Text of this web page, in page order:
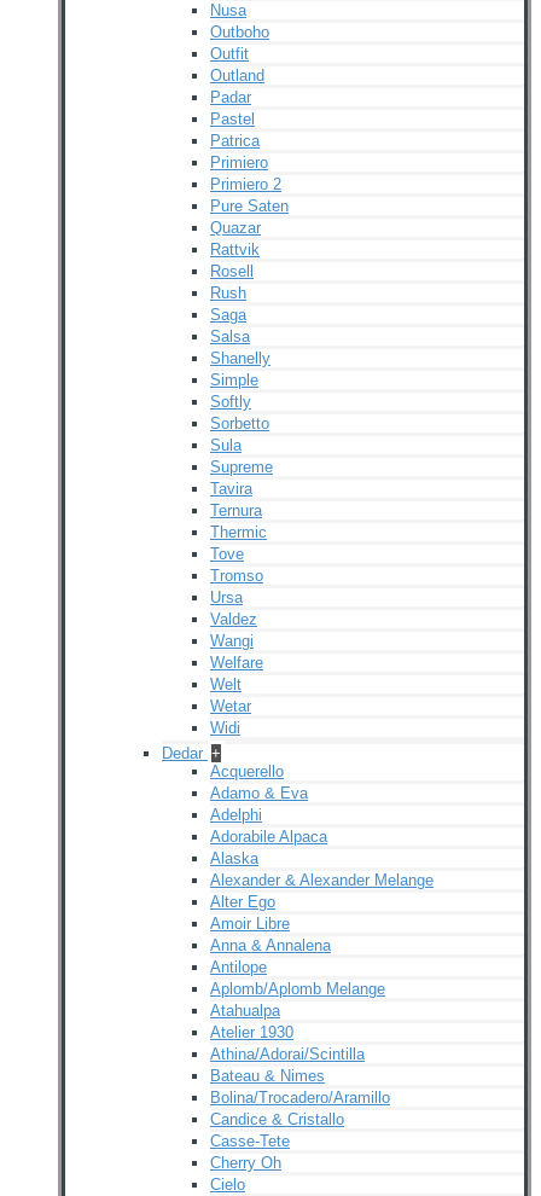
Nusa
Outboho
Outfit
Outland
Padar
Pastel
Patrica
Primiero
Primiero 2
Pure Saten
Quazar
Rattvik
Rosell
Rush
Saga
Salsa
Shanelly
Simple
Softly
Sorbetto
Sula
Supreme
Tavira
Ternura
Thermic
Tove
Tromso
Ursa
Valdez
Wangi
Welfare
Welt
Wetar
Widi
Dedar +
Acquerello
Adamo & Eva
Adelphi
Adorabile Alpaca
Alaska
Alexander & Alexander Melange
Alter Ego
Amoir Libre
Anna & Annalena
Antilope
Aplomb/Aplomb Melange
Atahualpa
Atelier 1930
Athina/Adorai/Scintilla
Bateau & Nimes
Bolina/Trocadero/Aramillo
Candice & Cristallo
Casse-Tete
Cherry Oh
Cielo